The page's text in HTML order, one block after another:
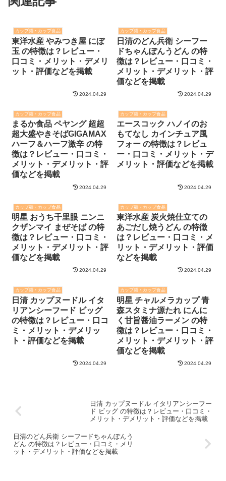
カップ麺・カップ食品
東洋水産 やみつき屋 にぼ
玉 の特徴は？レビュー・
口コミ・メリット・デメリ
ット・評価などを掲載
2024.04.29
カップ麺・カップ食品
日清のどん兵衛 シーフー
ドちゃんぽんうどん の特
徴は？レビュー・口コミ・
メリット・デメリット・評
価などを掲載
2024.04.29
カップ麺・カップ食品
まるか食品 ペヤング 超超
超大盛やきそばGIGAMAX
ハーフ＆ハーフ激辛 の特
徴は？レビュー・口コミ・
メリット・デメリット・評
価などを掲載
2024.04.29
カップ麺・カップ食品
エースコック ハノイのお
もてなし カインチュア風
フォー の特徴は？レビュ
ー・口コミ・メリット・デ
メリット・評価などを掲載
2024.04.29
カップ麺・カップ食品
明星 おうち千里眼 ニンニ
クザンマイ まぜそば の特
徴は？レビュー・口コミ・
メリット・デメリット・評
価などを掲載
2024.04.29
カップ麺・カップ食品
東洋水産 炭火焼仕立ての
あごだし焼うどん の特徴
は？レビュー・口コミ・メ
リット・デメリット・評価
などを掲載
2024.04.29
カップ麺・カップ食品
日清 カップヌードル イタ
リアンシーフード ビッグ
の特徴は？レビュー・口コ
ミ・メリット・デメリッ
ト・評価などを掲載
2024.04.29
カップ麺・カップ食品
明星 チャルメラカップ 青
森スタミナ源たれ にんに
く甘旨醤油ラーメン の特
徴は？レビュー・口コミ・
メリット・デメリット・評
価などを掲載
2024.04.29
日清 カップヌードル イタリアンシーフー
ド ビッグ の特徴は？レビュー・口コミ・
メリット・デメリット・評価などを掲載
日清のどん兵衛 シーフードちゃんぽんう
どん の特徴は？レビュー・口コミ・メリ
ット・デメリット・評価などを掲載